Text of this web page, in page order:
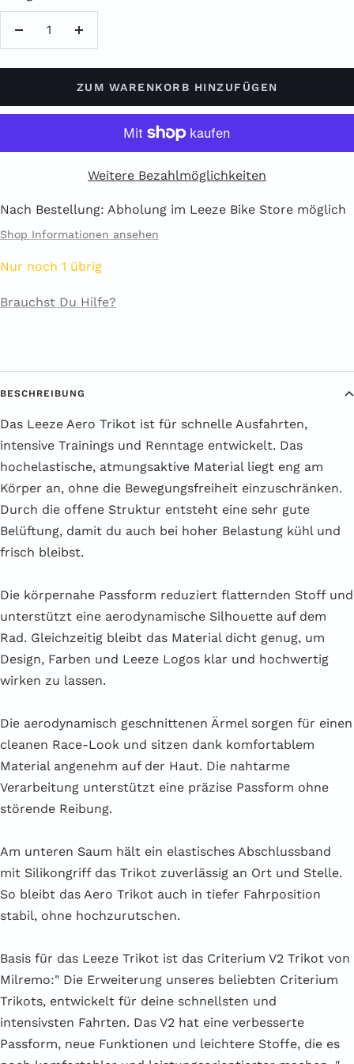
ZUM WARENKORB HINZUFÜGEN
Weitere Bezahlmöglichkeiten
Nach Bestellung: Abholung im Leeze Bike Store möglich
Shop Informationen ansehen
Nur noch 1 übrig
Brauchst Du Hilfe?
BESCHREIBUNG
Das Leeze Aero Trikot ist für schnelle Ausfahrten,
intensive Trainings und Renntage entwickelt. Das
hochelastische, atmungsaktive Material liegt eng am
Körper an, ohne die Bewegungsfreiheit einzuschränken.
Durch die offene Struktur entsteht eine sehr gute
Belüftung, damit du auch bei hoher Belastung kühl und
frisch bleibst.
Die körpernahe Passform reduziert flatternden Stoff und
unterstützt eine aerodynamische Silhouette auf dem
Rad. Gleichzeitig bleibt das Material dicht genug, um
Design, Farben und Leeze Logos klar und hochwertig
wirken zu lassen.
Die aerodynamisch geschnittenen Ärmel sorgen für einen
cleanen Race-Look und sitzen dank komfortablem
Material angenehm auf der Haut. Die nahtarme
Verarbeitung unterstützt eine präzise Passform ohne
störende Reibung.
Am unteren Saum hält ein elastisches Abschlussband
mit Silikongriff das Trikot zuverlässig an Ort und Stelle.
So bleibt das Aero Trikot auch in tiefer Fahrposition
stabil, ohne hochzurutschen.
Basis für das Leeze Trikot ist das Criterium V2 Trikot von
Milremo:" Die Erweiterung unseres beliebten Criterium
Trikots, entwickelt für deine schnellsten und
intensivsten Fahrten. Das V2 hat eine verbesserte
Passform, neue Funktionen und leichtere Stoffe, die es